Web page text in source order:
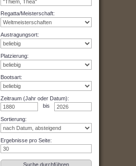
Regatta/Meisterschaft:
Austragungsort:
Platzierung:
Bootsart:
Zeitraum (Jahr oder Datum):
bis
Sortierung:
Ergebnisse pro Seite: